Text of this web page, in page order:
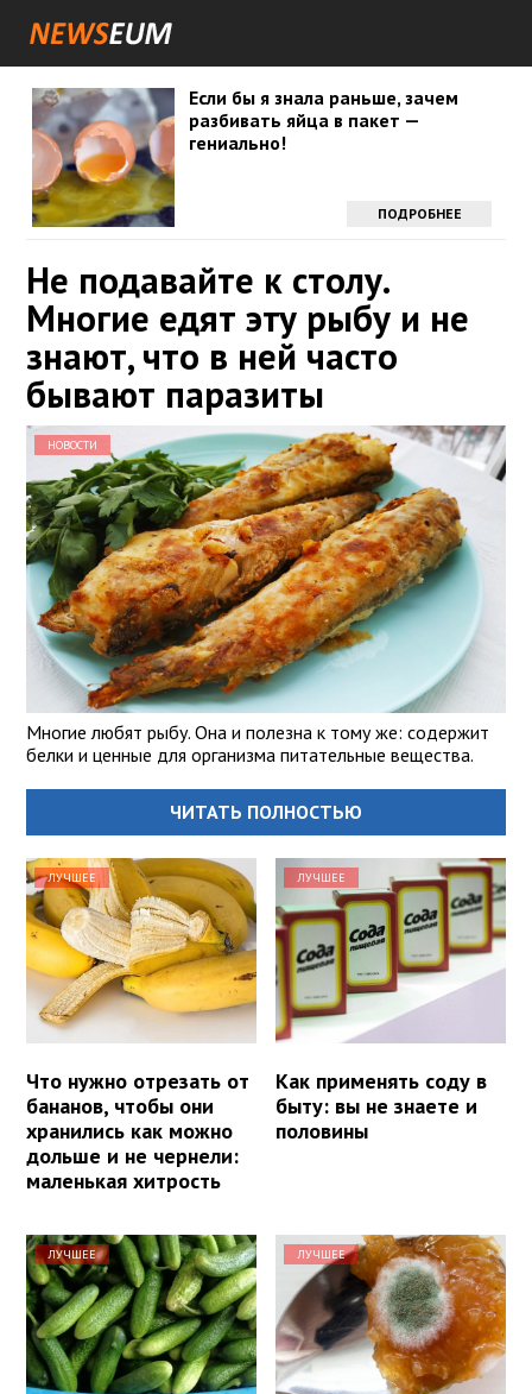
Если бы я знала раньше, зачем
разбивать яйца в пакет —
гениально!
ПОДРОБНЕЕ
Не подавайте к столу.
Многие едят эту рыбу и не
знают, что в ней часто
бывают паразиты
НОВОСТИ
Многие любят рыбу. Она и полезна к тому же: содержит
белки и ценные для организма питательные вещества.
ЧИТАТЬ ПОЛНОСТЬЮ
ЛУЧШЕЕ
Что нужно отрезать от
бананов, чтобы они
хранились как можно
дольше и не чернели:
маленькая хитрость
ЛУЧШЕЕ
Как применять соду в
быту: вы не знаете и
половины
ЛУЧШЕЕ ЛУЧШЕЕ